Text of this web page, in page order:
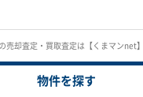
売却査定・買取査定は【くまマンnet】
物件を探す